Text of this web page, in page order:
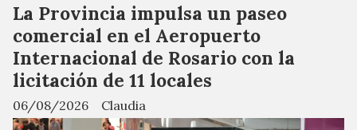
La Provincia impulsa un paseo
comercial en el Aeropuerto
Internacional de Rosario con la
licitación de 11 locales
Claudia
06/08/2026